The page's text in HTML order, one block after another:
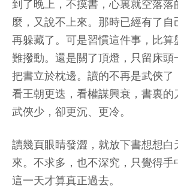
到了晚上，不摸書，心裏就空落落
麼，又說不上來。那時已經有了自
再躲藏了。可是習慣這件事，比算
難撥動。還是關了頂燈，只留床頭
把書立於枕邊。讀的不再是武俠了
看王朝更迭，看權謀興衰，書裏的
武俠少，卻更沉、更冷。
讀幾頁眼睛發澀，就放下書想想白
來。不求多，也不深究，只覺得手
這一天才算真正過去。